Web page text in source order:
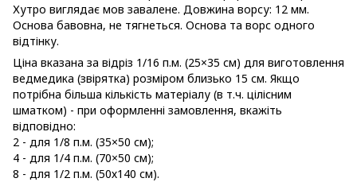
Хутро виглядає мов завалене. Довжина ворсу: 12 мм.
Основа бавовна, не тягнеться. Основа та ворс одного
відтінку.
Ціна вказана за відріз 1/16 п.м. (25×35 см) для виготовлення
ведмедика (звірятка) розміром близько 15 см. Якщо
потрібна більша кількість матеріалу (в т.ч. цілісним
шматком) - при оформленні замовлення, вкажіть
відповідно:
2 - для 1/8 п.м. (35×50 см);
4 - для 1/4 п.м. (70×50 см);
8 - для 1/2 п.м. (50х140 см).